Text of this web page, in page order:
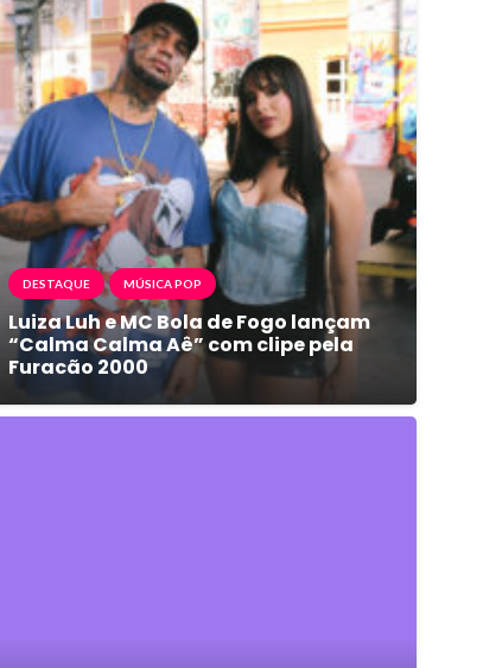
DESTAQUE MÚSICA POP
Luiza Luh e MC Bola de Fogo lançam
“Calma Calma Aê” com clipe pela
Furacão 2000